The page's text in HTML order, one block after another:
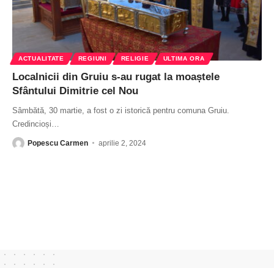
ACTUALITATE REGIUNI RELIGIE ULTIMA ORA
Localnicii din Gruiu s-au rugat la moaștele
Sfântului Dimitrie cel Nou
Sâmbătă, 30 martie, a fost o zi istorică pentru comuna Gruiu.
Credincioși
Popescu Carmen aprilie 2, 2024